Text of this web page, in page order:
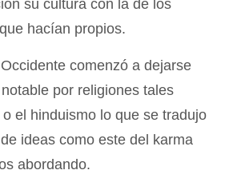
su cultura con la de los
hacían propios.
comenzó a dejarse
por religiones tales
el hinduismo lo que se tradujo
ideas como este del karma
abordando.